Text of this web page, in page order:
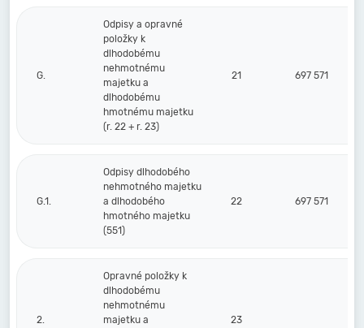
G.
Odpisy a opravné
položky k
dlhodobému
nehmotnému
majetku a
dlhodobému
hmotnému majetku
(r. 22 + r. 23)
21 697 571
G.1.
Odpisy dlhodobého
nehmotného majetku
a dlhodobého
hmotného majetku
(551)
22 697 571
2.
Opravné položky k
dlhodobému
nehmotnému
majetku a
23